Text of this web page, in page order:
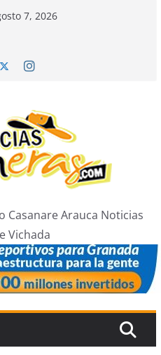
7, 2026
Casanare Arauca Noticias
Vichada